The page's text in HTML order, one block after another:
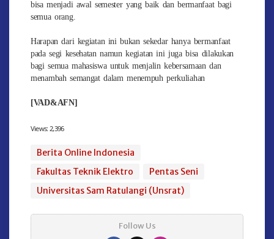
bisa menjadi awal semester yang baik dan bermanfaat bagi
semua orang.
Harapan dari kegiatan ini bukan sekedar hanya bermanfaat
pada segi kesehatan namun kegiatan ini juga bisa dilakukan
bagi semua mahasiswa untuk menjalin kebersamaan dan
menambah semangat dalam menempuh perkuliahan
[VAD&AFN]
Views: 2,396
Berita Online Indonesia
Fakultas Teknik Elektro
Pentas Seni
Universitas Sam Ratulangi (Unsrat)
Follow Us